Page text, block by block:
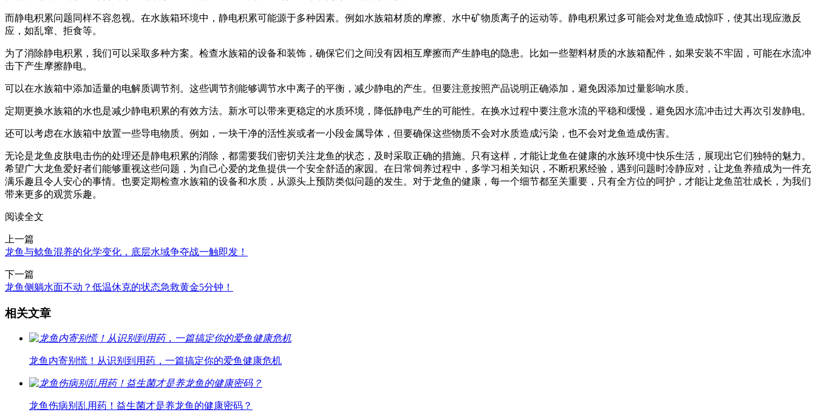
而静电积累问题同样不容忽视。在水族箱环境中，静电积累可能源于多种因素。例如水族箱材质的摩擦、水中矿物质离子的运动等。静电积累过多可能会对龙鱼造成惊吓，使其出现应激反
应，如乱窜、拒食等。
为了消除静电积累，我们可以采取多种方案。检查水族箱的设备和装饰，确保它们之间没有因相互摩擦而产生静电的隐患。比如一些塑料材质的水族箱配件，如果安装不牢固，可能在水流冲
击下产生摩擦静电。
可以在水族箱中添加适量的电解质调节剂。这些调节剂能够调节水中离子的平衡，减少静电的产生。但要注意按照产品说明正确添加，避免因添加过量影响水质。
定期更换水族箱的水也是减少静电积累的有效方法。新水可以带来更稳定的水质环境，降低静电产生的可能性。在换水过程中要注意水流的平稳和缓慢，避免因水流冲击过大再次引发静电。
还可以考虑在水族箱中放置一些导电物质。例如，一块干净的活性炭或者一小段金属导体，但要确保这些物质不会对水质造成污染，也不会对龙鱼造成伤害。
无论是龙鱼皮肤电击伤的处理还是静电积累的消除，都需要我们密切关注龙鱼的状态，及时采取正确的措施。只有这样，才能让龙鱼在健康的水族环境中快乐生活，展现出它们独特的魅力。
希望广大龙鱼爱好者们能够重视这些问题，为自己心爱的龙鱼提供一个安全舒适的家园。在日常饲养过程中，多学习相关知识，不断积累经验，遇到问题时冷静应对，让龙鱼养殖成为一件充
满乐趣且令人安心的事情。也要定期检查水族箱的设备和水质，从源头上预防类似问题的发生。对于龙鱼的健康，每一个细节都至关重要，只有全方位的呵护，才能让龙鱼茁壮成长，为我们
带来更多的观赏乐趣。
阅读全文
上一篇
龙鱼与鲶鱼混养的化学变化，底层水域争夺战一触即发！
下一篇
龙鱼侧躺水面不动？低温休克的状态急救黄金5分钟！
相关文章
龙鱼内寄别慌！从识别到用药，一篇搞定你的爱鱼健康危机
龙鱼伤病别乱用药！益生菌才是养龙鱼的健康密码？